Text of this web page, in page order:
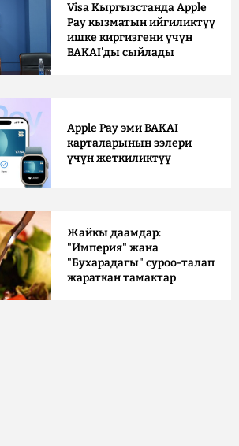
Visa Кыргызстанда Apple
Pay кызматын ийгиликтүү
ишке киргизгени үчүн
BAKAI'ды сыйлады
Apple Pay эми BAKAI
карталарынын ээлери
үчүн жеткиликтүү
Жайкы даамдар:
"Империя" жана
"Бухарадагы" суроо-талап
жараткан тамактар